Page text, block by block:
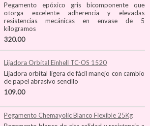
Pegamento epóxico gris bicomponente que
otorga excelente adherencia y elevadas
resistencias mecánicas en envase de 5
kilogramos
320.00
Lijadora Orbital Einhell TC-OS 1520
Lijadora orbital ligera de fácil manejo con cambio
de papel abrasivo sencillo
109.00
Pegamento Chemayolic Blanco Flexible 25Kg